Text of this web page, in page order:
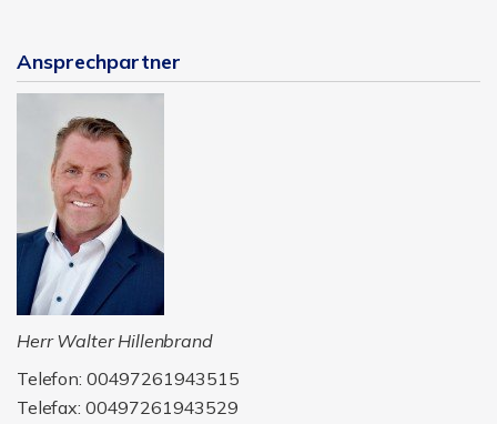
Ansprechpartner
Herr Walter Hillenbrand
Telefon: 00497261943515
Telefax: 00497261943529